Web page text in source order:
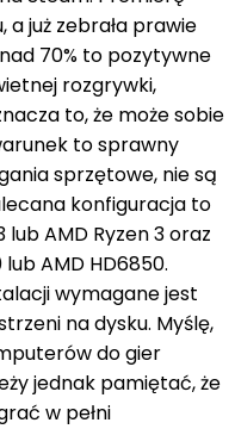
a już zebrała prawie
70% to pozytywne
rozgrywki,
to, że może sobie
to sprawny
sprzętowe, nie są
konfiguracja to
AMD Ryzen 3 oraz
AMD HD6850.
wymagane jest
na dysku. Myślę,
do gier
jednak pamiętać, że
w pełni